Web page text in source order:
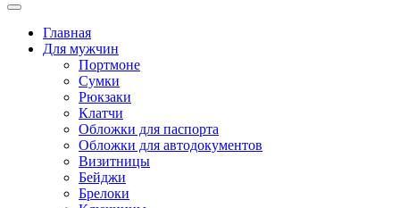
Главная
Для мужчин
Портмоне
Сумки
Рюкзаки
Клатчи
Обложки для паспорта
Обложки для автодокументов
Визитницы
Бейджи
Брелоки